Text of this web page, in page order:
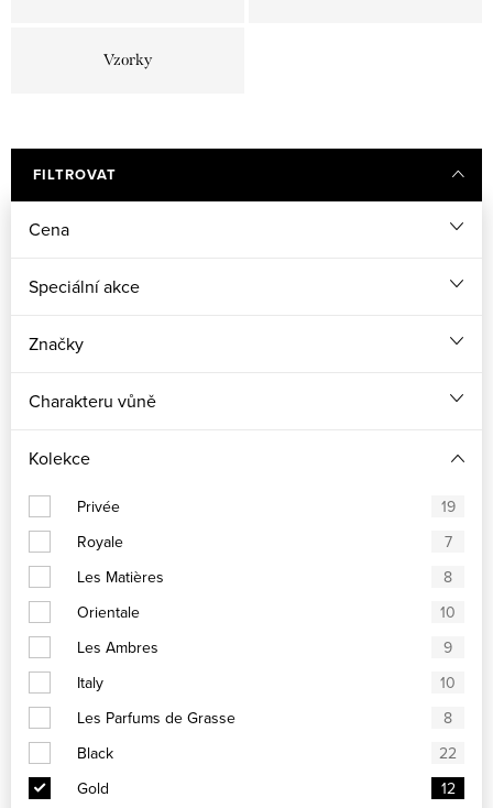
Vzorky
FILTROVAT
Cena
Speciální akce
Značky
Charakteru vůně
Kolekce
Privée
19
Royale
7
Les Matières
8
Orientale
10
Les Ambres
9
Italy
10
Les Parfums de Grasse
8
Black
22
Gold
12